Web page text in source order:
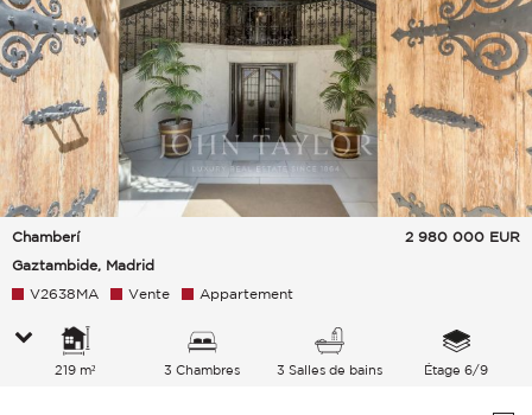
Chamberí
Gaztambide, Madrid
2 980 000 EUR
V2638MA Vente Appartement
219 m² 3 Chambres 3 Salles de bains Étage 6/9